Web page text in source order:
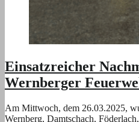
Einsatzreicher
Wernberger
Am Mittwoch, dem 26.03.2025,
Wernberg, Damtschach,